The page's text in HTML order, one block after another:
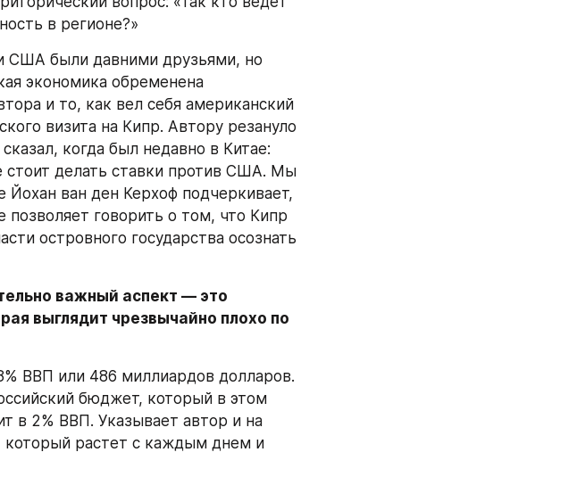
в регионе?»
США были давними друзьями, но
экономика обременена
и то, как вел себя американский
визита на Кипр. Автору резануло
когда был недавно в Китае:
стоит делать ставки против США. Мы
ван ден Керхоф подчеркивает,
говорить о том, что Кипр
островного государства осознать
важный аспект — это
выглядит чрезвычайно плохо по
ВВП или 486 миллиардов долларов.
бюджет, который в этом
в 2% ВВП. Указывает автор и на
который растет с каждым днем и